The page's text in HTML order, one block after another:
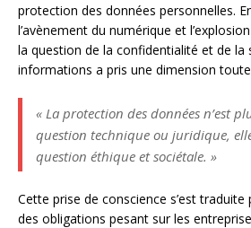
protection des données personnelles.
l’avènement du numérique et
la question de la confidentialité et de la
informations a pris une dimension
« La protection des données n’est
question technique ou juridique,
question éthique et sociétale. »
Cette prise de conscience s’est
des obligations pesant sur les